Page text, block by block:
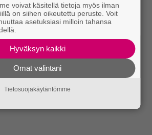
voivat käsitellä tietoja myös ilman
on siihen oikeutettu peruste. Voit
asetuksiasi milloin tahansa
Hyväksyn kaikki
Omat valintani
Tietosuojakäytäntömme